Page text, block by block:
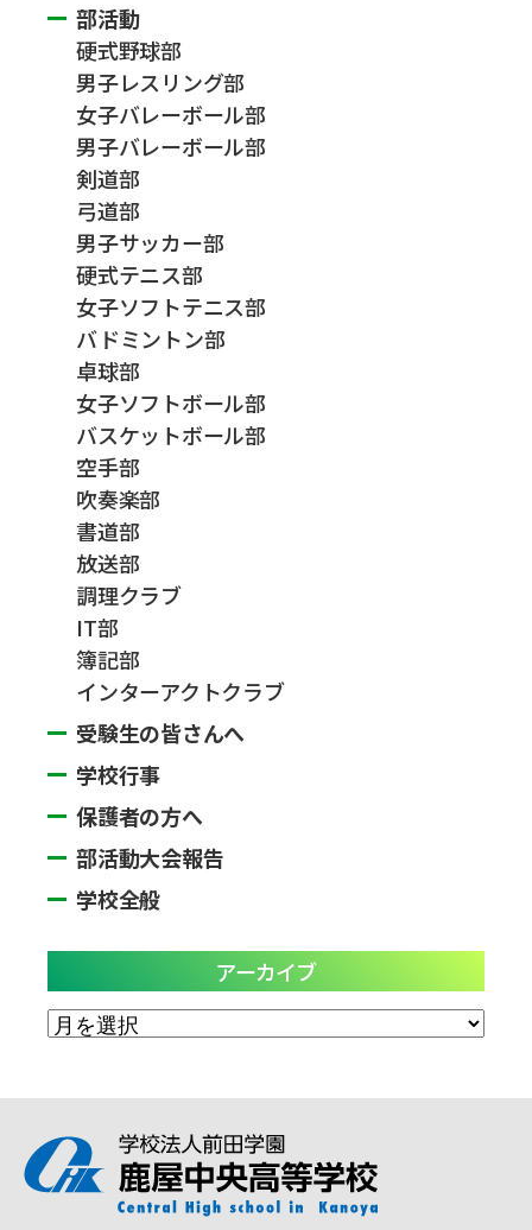
部活動
硬式野球部
男子レスリング部
女子バレーボール部
男子バレーボール部
剣道部
弓道部
男子サッカー部
硬式テニス部
女子ソフトテニス部
バドミントン部
卓球部
女子ソフトボール部
バスケットボール部
空手部
吹奏楽部
書道部
放送部
調理クラブ
IT部
簿記部
インターアクトクラブ
受験生の皆さんへ
学校行事
保護者の方へ
部活動大会報告
学校全般
アーカイブ
ア
ブ